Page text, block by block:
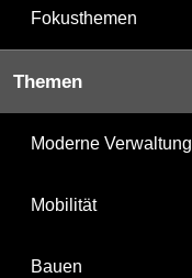
Fokusthemen
Themen
Moderne Verwaltung
Mobilität
Bauen